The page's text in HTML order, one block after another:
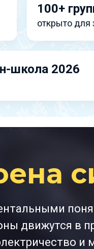
100+
открыто для
школа 2026
движутся в
и